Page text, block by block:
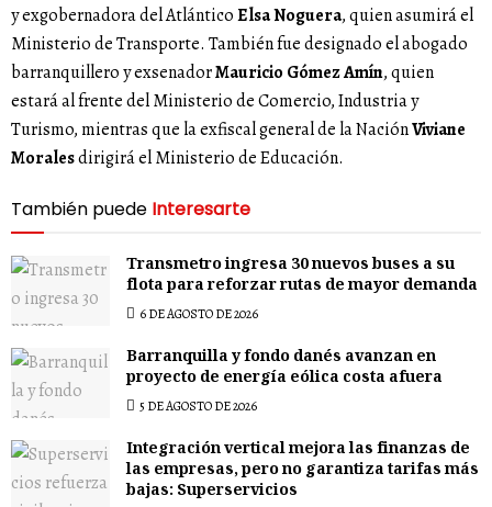
y exgobernadora del AtlánticoElsa Noguera, quien asumirá el
Ministerio de Transporte. También fue designado el abogado
barranquillero y exsenadorMauricio Gómez Amín, quien
estará al frente del Ministerio de Comercio, Industria y
Turismo, mientras que la exfiscal general de la NaciónViviane
Moralesdirigirá el Ministerio de Educación.
También puede Interesarte
Transmetro ingresa 30 nuevos buses a su
flota para reforzar rutas de mayor demanda
6 DE AGOSTO DE 2026
Barranquilla y fondo danés avanzan en
proyecto de energía eólica costa afuera
5 DE AGOSTO DE 2026
Integración vertical mejora las finanzas de
las empresas, pero no garantiza tarifas más
bajas: Superservicios